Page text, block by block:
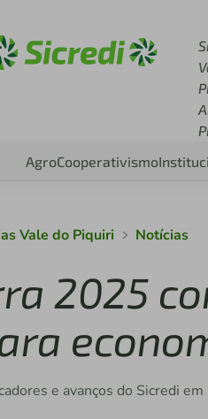
AgroCooperativismo
Vale do Piquiri Notícias
2025
e avanços do Sicredi